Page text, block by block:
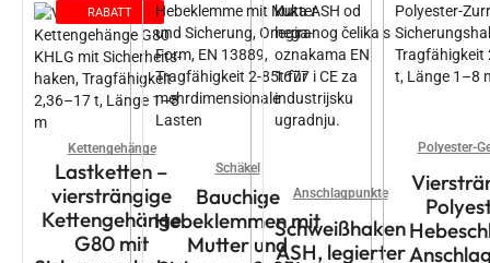
RABATT
Kettengehänge
Lastketten –
viersträngige
Kettengehänge
G80 mit
Schäkel
Bauchige
Hebeklemmen mit
Mutter und
Anschlagpunkte
Schweißhaken
ASH, legierter
Polyester-